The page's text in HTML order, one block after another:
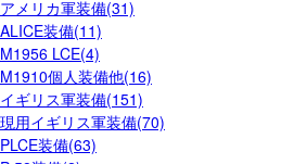
アメリカ軍装備(31)
ALICE装備(11)
M1956 LCE(4)
M1910個人装備他(16)
イギリス軍装備(151)
現用イギリス軍装備(70)
PLCE装備(63)